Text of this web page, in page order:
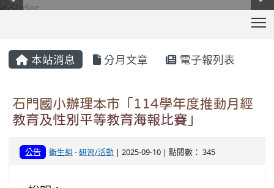
本站消息 分月文章 電子報列表
石門國小辦理本市「114學年度推動月經
教育及性別平等教育海報比賽」
公告 衛生組 -研習/活動 | 2025-09-10 | 點閱數： 345